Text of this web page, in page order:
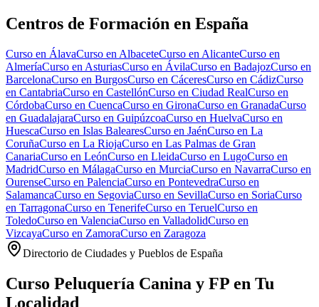
Centros de Formación en España
Curso en ÁlavaCurso en AlbaceteCurso en AlicanteCurso en
AlmeríaCurso en AsturiasCurso en ÁvilaCurso en BadajozCurso en
BarcelonaCurso en BurgosCurso en CáceresCurso en CádizCurso
en CantabriaCurso en CastellónCurso en Ciudad RealCurso en
CórdobaCurso en CuencaCurso en GironaCurso en GranadaCurso
en GuadalajaraCurso en GuipúzcoaCurso en HuelvaCurso en
HuescaCurso en Islas BalearesCurso en JaénCurso en La
CoruñaCurso en La RiojaCurso en Las Palmas de Gran
CanariaCurso en LeónCurso en LleidaCurso en LugoCurso en
MadridCurso en MálagaCurso en MurciaCurso en NavarraCurso en
OurenseCurso en PalenciaCurso en PontevedraCurso en
SalamancaCurso en SegoviaCurso en SevillaCurso en SoriaCurso
en TarragonaCurso en TenerifeCurso en TeruelCurso en
ToledoCurso en ValenciaCurso en ValladolidCurso en
VizcayaCurso en ZamoraCurso en Zaragoza
Directorio de Ciudades y Pueblos de España
Curso Peluquería Canina y FP en Tu
Localidad